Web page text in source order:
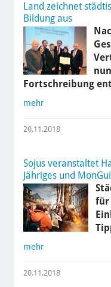
Land zeichnet
Bildung aus
Fortschreibung
mehr
20.11.2018
Sojus veranstaltet
Jähriges und
für
mehr
20.11.2018